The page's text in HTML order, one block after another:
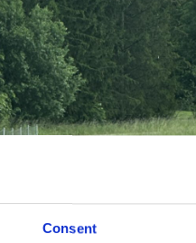
Consent